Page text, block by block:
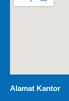
Alamat Kantor